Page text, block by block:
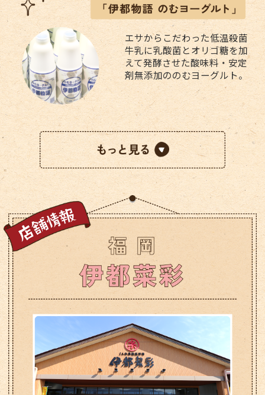
エサからこだわった低温殺菌
牛乳に乳酸菌とオリゴ糖を加
えて発酵させた酸味料・安定
剤無添加ののむヨーグルト。